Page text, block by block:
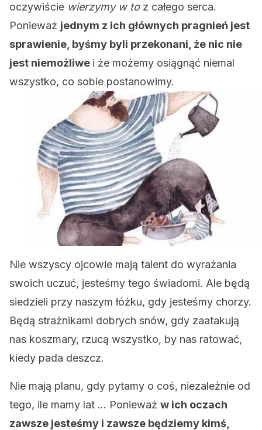
oczywiście wierzymy w toz całego serca.
Ponieważ jednym z ich głównych pragnień jest
sprawienie, byśmy byli przekonani, że nic nie
jest niemożliwe i że możemy osiągnąć niemal
wszystko, co sobie postanowimy.
Nie wszyscy ojcowie mają talent do wyrażania
swoich uczuć, jesteśmy tego świadomi. Ale będą
siedzieli przy naszym łóżku, gdy jesteśmy chorzy.
Będą strażnikami dobrych snów, gdy zaatakują
nas koszmary, rzucą wszystko, by nas ratować,
kiedy pada deszcz.
Nie mają planu, gdy pytamy o coś, niezależnie od
tego, ile mamy lat … Ponieważ w ich oczach
zawsze jesteśmy i zawsze będziemy kimś,